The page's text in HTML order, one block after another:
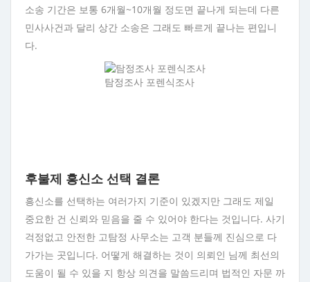
소송 기간은 보통 6개월~10개월 정도면 끝나게 되는데 다른
민사사건과 달리 상간 소송은 그래도 빠르게 끝나는 편입니
다.
탐정조사 포렌식조사
후불제 흥신소 선택 결론
흥신소를 선택하는 여러가지 기준이 있겠지만 그래도 제일
중요한 건 신뢰와 믿음을 줄 수 있어야 한다는 것입니다. 사기
걱정없고 안전한 고탐정 사무소는 고객 분들께 진심으로 다
가가는 곳입니다. 어떻게 해결하는 것이 의뢰인 님께 최선의
도움이 될 수 있을 지 항상 의견을 말씀드리며 법적인 자문 까